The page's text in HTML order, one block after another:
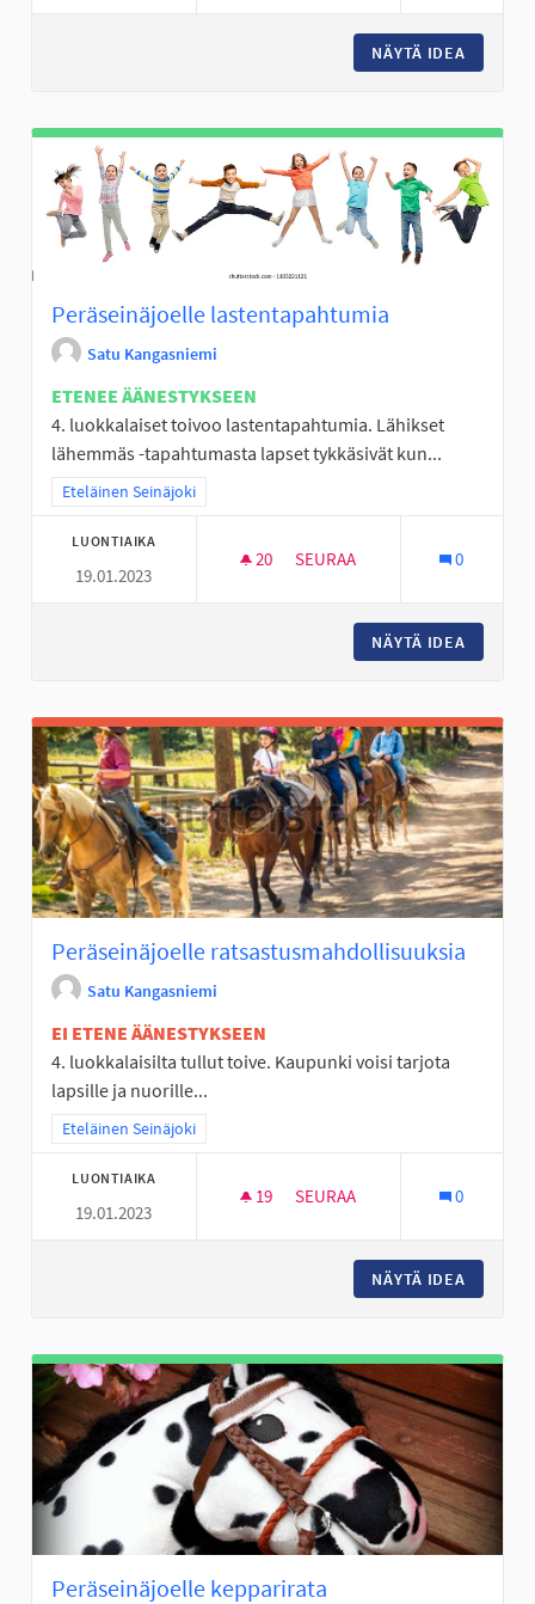
NÄYTÄ IDEA
Peräseinäjoelle lastentapahtumia
Satu Kangasniemi
ETENEE ÄÄNESTYKSEEN
4. luokkalaiset toivoo lastentapahtumia. Lähikset
lähemmäs -tapahtumasta lapset tykkäsivät kun...
Rajaa tulokset teeman mukaan: Eteläinen Seinäjoki
Eteläinen Seinäjoki
LUONTIAIKA
19.01.2023
20 20 SEURAAJAA
SEURAA 0
NÄYTÄ IDEA
Peräseinäjoelle ratsastusmahdollisuuksia
Satu Kangasniemi
EI ETENE ÄÄNESTYKSEEN
4. luokkalaisilta tullut toive. Kaupunki voisi tarjota
lapsille ja nuorille...
Rajaa tulokset teeman mukaan: Eteläinen Seinäjoki
Eteläinen Seinäjoki
LUONTIAIKA
19.01.2023
19 19 SEURAAJAA
SEURAA 0
NÄYTÄ IDEA
Peräseinäjoelle kepparirata